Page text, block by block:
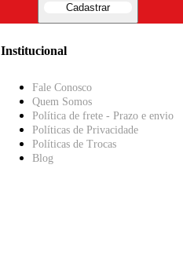
Cadastrar
Institucional
Fale Conosco
Quem Somos
Política de frete - Prazo e envio
Políticas de Privacidade
Políticas de Trocas
Blog